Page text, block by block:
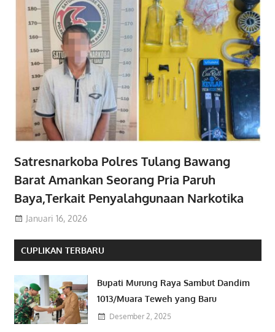
Satresnarkoba Polres Tulang Bawang
Barat Amankan Seorang Pria Paruh
Baya,Terkait Penyalahgunaan Narkotika
Januari 16, 2026
CUPLIKAN TERBARU
Bupati Murung Raya Sambut Dandim
1013/Muara Teweh yang Baru
Desember 2, 2025